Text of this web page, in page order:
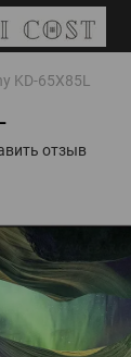
KD-65X85L
отзыв